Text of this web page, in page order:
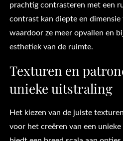
prachtig contrasteren met een
contrast kan diepte en dimensie
waardoor ze meer opvallen en
esthetiek van de ruimte.
Texturen en
unieke uitstraling
Het kiezen van de juiste
voor het creëren van een